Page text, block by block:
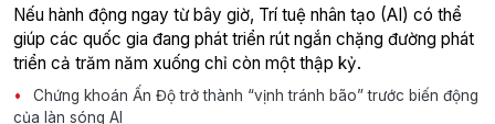
Nếu hành động ngay từ bây giờ, Trí tuệ nhân tạo (AI) có thể
giúp các quốc gia đang phát triển rút ngắn chặng đường phát
triển cả trăm năm xuống chỉ còn một thập kỷ.
Chứng khoán Ấn Độ trở thành “vịnh tránh bão” trước biến động
của làn sóng AI